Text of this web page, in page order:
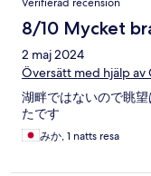
Verifierad recension
8/10 Mycket
2 maj 2024
Översätt med hjälp av
湖畔ではないので眺
たです
みか, 1 natts resa